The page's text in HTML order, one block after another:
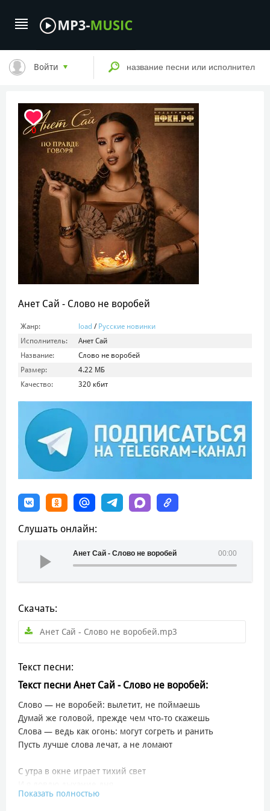
Войти
0
Анет Сай - Слово не воробей
Жанр: load / Русские новинки
Исполнитель:
Анет Сай
Название:
Слово не воробей
Размер:
4.22 МБ
Качество:
320 кбит
Слушать онлайн:
00:00
Анет Сай - Слово не воробей
Скачать:
Анет Сай - Слово не воробей.mp3
Текст песни:
Текст песни Анет Сай - Слово не воробей:
Слово — не воробей: вылетит, не поймаешь
Думай же головой, прежде чем что-то скажешь
Слова — ведь как огонь: могут согреть и ранить
Пусть лучше слова лечат, а не ломают
С утра в окне играет тихий свет
Ты бросил слово — словно быстрый след
Показать полностью